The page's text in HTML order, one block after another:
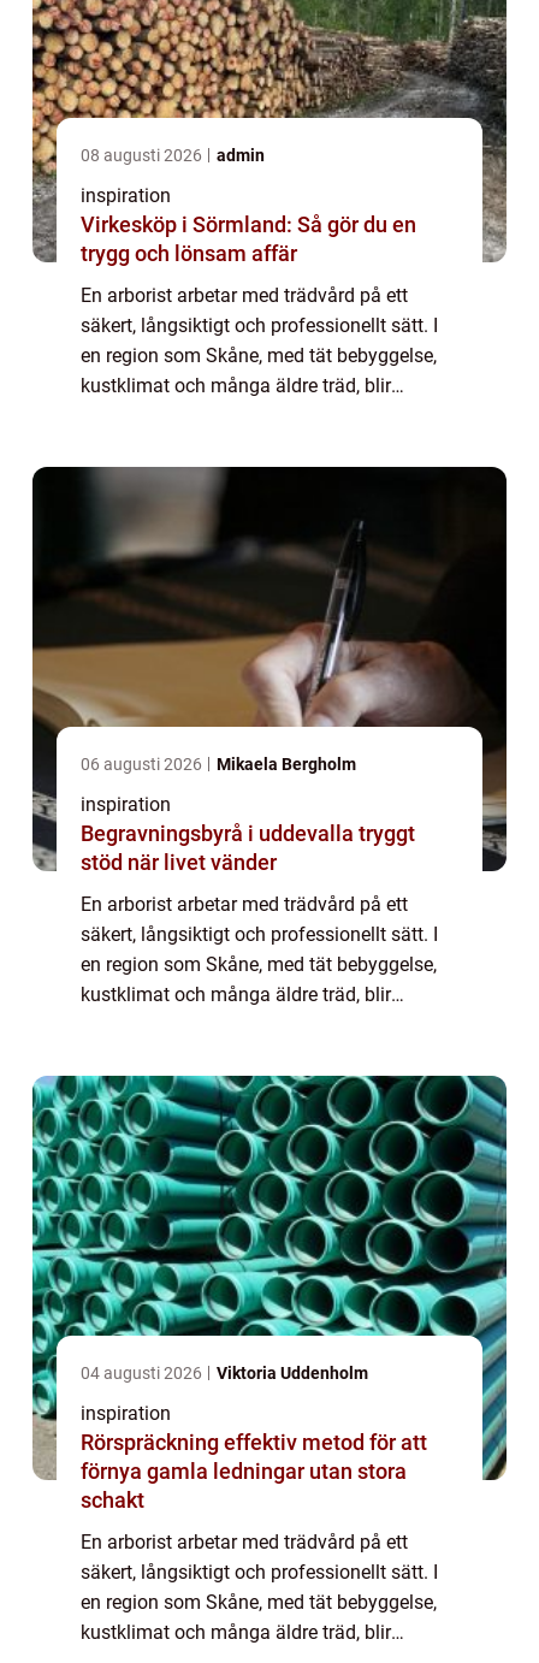
08 augusti 2026 admin
inspiration
Virkesköp i Sörmland: Så gör du en
trygg och lönsam affär
En arborist arbetar med trädvård på ett
säkert, långsiktigt och professionellt sätt. I
en region som Skåne, med tät bebyggelse,
kustklimat och många äldre träd, blir
06 augusti 2026 Mikaela Bergholm
inspiration
Begravningsbyrå i uddevalla tryggt
stöd när livet vänder
En arborist arbetar med trädvård på ett
säkert, långsiktigt och professionellt sätt. I
en region som Skåne, med tät bebyggelse,
kustklimat och många äldre träd, blir
04 augusti 2026 Viktoria Uddenholm
inspiration
Rörspräckning effektiv metod för att
förnya gamla ledningar utan stora
schakt
En arborist arbetar med trädvård på ett
säkert, långsiktigt och professionellt sätt. I
en region som Skåne, med tät bebyggelse,
kustklimat och många äldre träd, blir